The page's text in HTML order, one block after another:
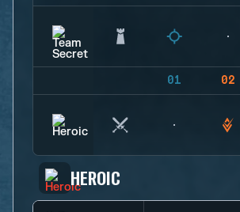
01 02
HEROIC